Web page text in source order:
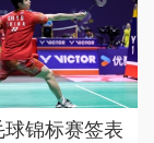
锦标赛签表